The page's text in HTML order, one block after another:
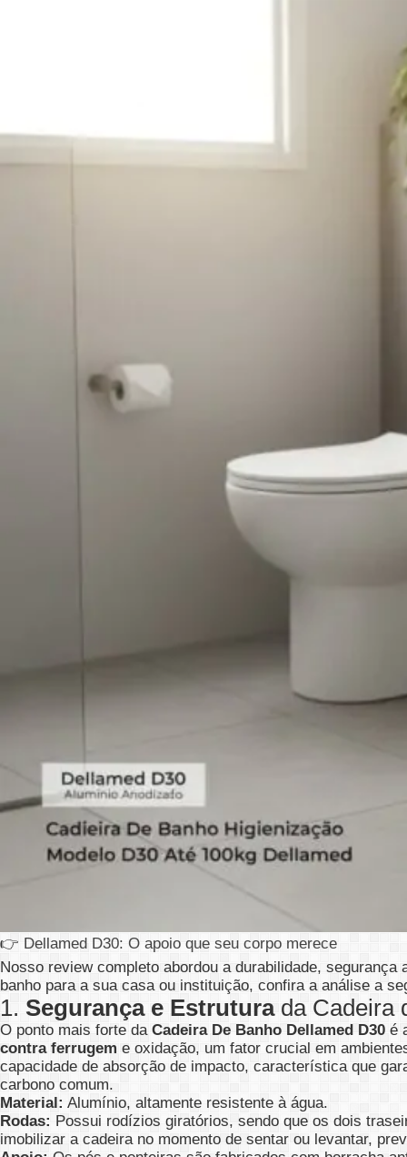
👉 Dellamed D30: O apoio que seu corpo merece
Nosso review completo abordou a durabilidade,
banho para a sua casa ou instituição, confira a análise a
1. Segurança e Estruturada Cadeira
O ponto mais forte da Cadeira De Banho Dellamed D30 é
contra ferrugem e oxidação, um fator crucial em
capacidade de absorção de impacto, característica que
carbono comum.
Material: Alumínio, altamente resistente à água.
Rodas: Possui rodízios giratórios, sendo que os dois
imobilizar a cadeira no momento de sentar ou levantar,